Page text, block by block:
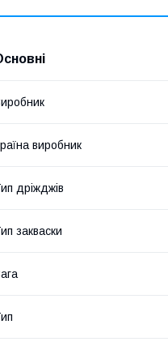
виробник
дріжджів
закваски